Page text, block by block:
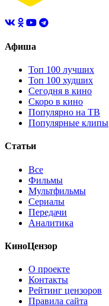
Афиша
Топ 100 лучших
Топ 100 худших
Сегодня в кино
Скоро в кино
Популярно на ТВ
Популярные клипы
Статьи
Все
Фильмы
Мультфильмы
Сериалы
Передачи
Аналитика
КиноЦензор
О проекте
Контакты
Рейтинг цензоров
Правила сайта